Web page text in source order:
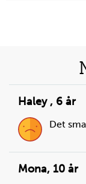
over
oppskrifter
Haley , 6 år
Det
Mona, 10 år